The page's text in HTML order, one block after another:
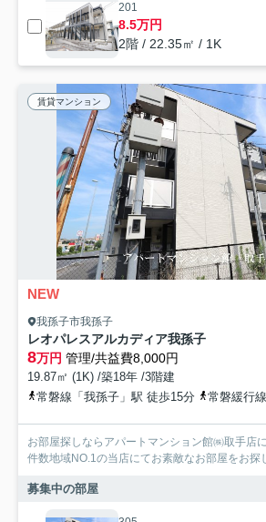
201
8.5万円
2階 / 22.35㎡ / 1K
賃貸マンション
NEW
我孫子市我孫子
レオパレスアルカディア我孫子
8万円 管理/共益費8,000円
19.87㎡ (1K) /築18年 /3階建
常磐線「我孫子」駅 徒歩15分
常磐緩行線
お部屋探しならアパートマンション館㈱取手店
件数地域NO.1の当店にてお素敵なお部屋をお探
募集中の部屋